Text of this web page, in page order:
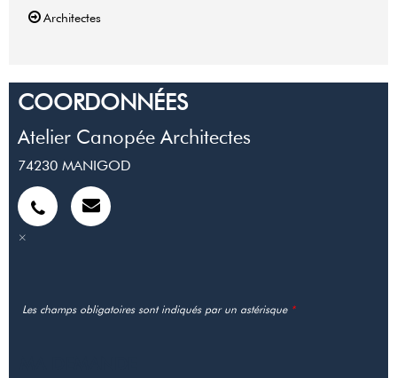
Architectes
COORDONNÉES
Atelier Canopée Architectes
74230 MANIGOD
Les champs obligatoires sont indiqués par un astérisque *